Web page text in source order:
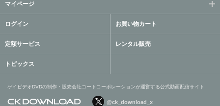
マイページ
ログイン お買い物カート
定額サービス レンタル販売
トピックス
ゲイビデオDVDの制作・販売会社コートコーポレーションが運営する公式動画配信サイト
@ck_download_x